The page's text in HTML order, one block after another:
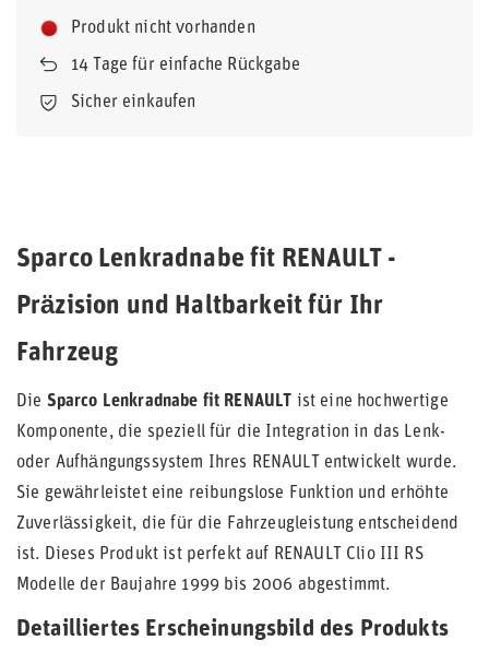
Produkt nicht vorhanden
14 Tage für einfache Rückgabe
Sicher einkaufen
Sparco Lenkradnabe fit RENAULT -
Präzision und Haltbarkeit für Ihr
Fahrzeug
Die Sparco Lenkradnabe fit RENAULT ist eine hochwertige
Komponente, die speziell für die Integration in das Lenk-
oder Aufhängungssystem Ihres RENAULT entwickelt wurde.
Sie gewährleistet eine reibungslose Funktion und erhöhte
Zuverlässigkeit, die für die Fahrzeugleistung entscheidend
ist. Dieses Produkt ist perfekt auf RENAULT Clio III RS
Modelle der Baujahre 1999 bis 2006 abgestimmt.
Detailliertes Erscheinungsbild des Produkts